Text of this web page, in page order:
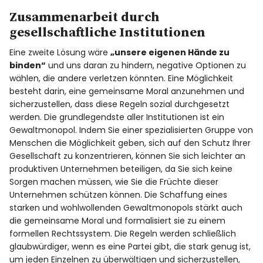
Zusammenarbeit durch
gesellschaftliche Institutionen
Eine zweite Lösung wäre„unsere eigenen Hände zu
binden“ und uns daran zu hindern, negative Optionen zu
wählen, die andere verletzen könnten. Eine Möglichkeit
besteht darin, eine gemeinsame Moral anzunehmen und
sicherzustellen, dass diese Regeln sozial durchgesetzt
werden. Die grundlegendste aller Institutionen ist ein
Gewaltmonopol. Indem Sie einer spezialisierten Gruppe von
Menschen die Möglichkeit geben, sich auf den Schutz Ihrer
Gesellschaft zu konzentrieren, können Sie sich leichter an
produktiven Unternehmen beteiligen, da Sie sich keine
Sorgen machen müssen, wie Sie die Früchte dieser
Unternehmen schützen können. Die Schaffung eines
starken und wohlwollenden Gewaltmonopols stärkt auch
die gemeinsame Moral und formalisiert sie zu einem
formellen Rechtssystem. Die Regeln werden schließlich
glaubwürdiger, wenn es eine Partei gibt, die stark genug ist,
um jeden Einzelnen zu überwältigen und sicherzustellen,